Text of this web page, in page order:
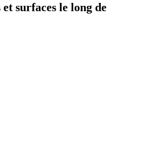
et surfaces le long de